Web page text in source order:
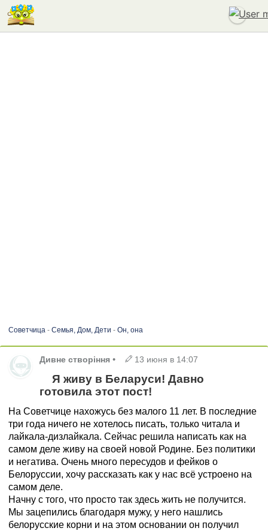
Советчица- Семья, Дом, Дети - Он, она
Дивне створіння • 13 июня в 14:07
Я живу в Беларуси! Давно
готовила этот пост!
На Советчице нахожусь без малого 11 лет. В последние
три года ничего не хотелось писать, только читала и
лайкала-дизлайкала. Сейчас решила написать как на
самом деле живу на своей новой Родине. Без политики
и негатива. Очень много пересудов и фейков о
Белоруссии, хочу рассказать как у нас всё устроено на
самом деле.
Начну с того, что просто так здесь жить не получится.
Мы зацепились благодаря мужу, у него нашлись
белорусские корни и на этом основании он получил